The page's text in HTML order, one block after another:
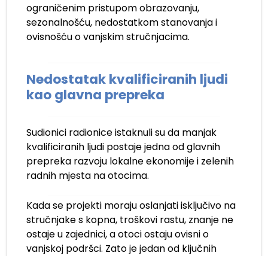
ograničenim pristupom obrazovanju,
sezonalnošću, nedostatkom stanovanja i
ovisnošću o vanjskim stručnjacima.
Nedostatak kvalificiranih ljudi
kao glavna prepreka
Sudionici radionice istaknuli su da manjak
kvalificiranih ljudi postaje jedna od glavnih
prepreka razvoju lokalne ekonomije i zelenih
radnih mjesta na otocima.
Kada se projekti moraju oslanjati isključivo na
stručnjake s kopna, troškovi rastu, znanje ne
ostaje u zajednici, a otoci ostaju ovisni o
vanjskoj podršci. Zato je jedan od ključnih